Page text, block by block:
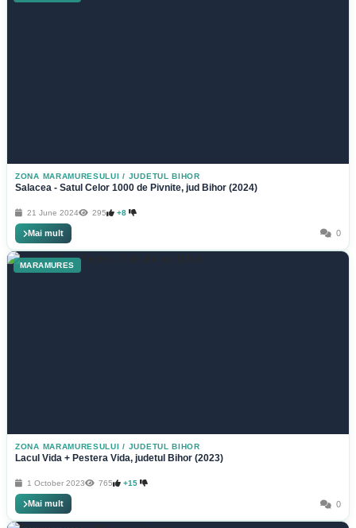
ZONA MARAMURESULUI / JUDETUL BIHOR
Salacea - Satul Celor 1000 de Pivnite, jud Bihor (2024)
21 June 2024 295 +8
Mai mult 0
MARAMURES
ZONA MARAMURESULUI / JUDETUL BIHOR
Lacul Vida + Pestera Vida, judetul Bihor (2023)
1 October 2023 765 +15
Mai mult 0